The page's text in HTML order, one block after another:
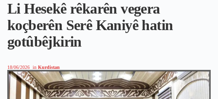
Li Hesekê rêkarên vegera
koçberên Serê Kaniyê hatin
gotûbêjkirin
18/06/2026 in Kurdistan